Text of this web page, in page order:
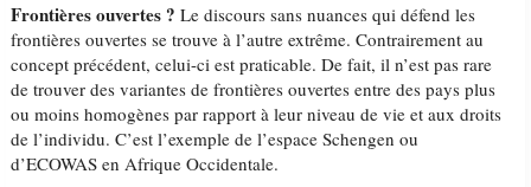
Frontières ouvertes ? Le discours sans nuances qui défend les
frontières ouvertes se trouve à l’autre extrême. Contrairement au
concept précédent, celui-ci est praticable. De fait, il n’est pas rare
de trouver des variantes de frontières ouvertes entre des pays plus
ou moins homogènes par rapport à leur niveau de vie et aux droits
de l’individu. C’est l’exemple de l’espace Schengen ou
d’ECOWAS en Afrique Occidentale.